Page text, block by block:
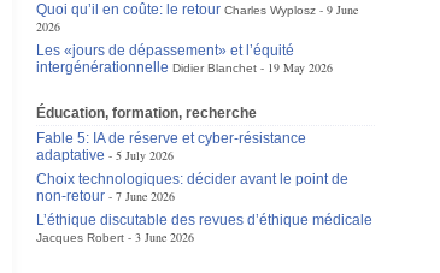
Quoi qu’il en coûte: le retour Charles Wyplosz
9 June
2026
Les «jours de dépassement» et l’équité
intergénérationnelle Didier Blanchet 19 May 2026
Éducation, formation, recherche
Fable 5: IA de réserve et cyber-résistance
adaptative
5 July 2026
Choix technologiques: décider avant le point de
non-retour
7 June 2026
L’éthique discutable des revues d’éthique médicale
Jacques Robert 3 June 2026